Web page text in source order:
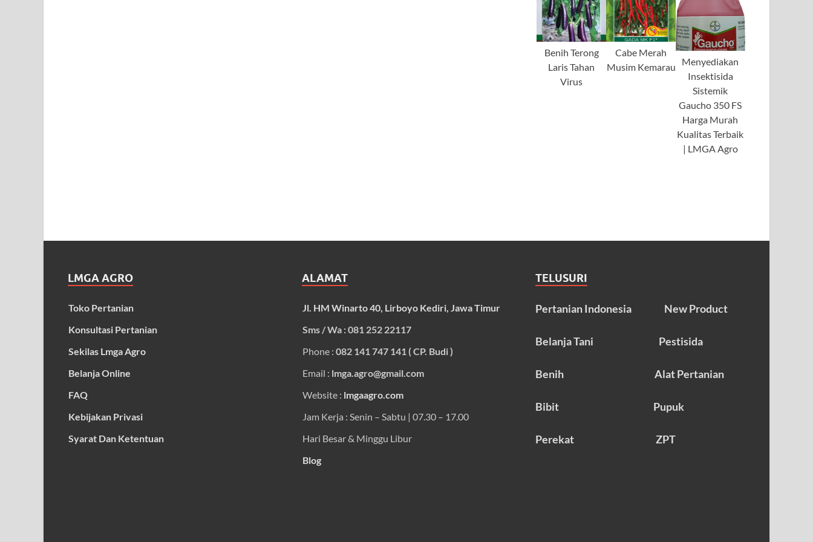
Benih Terong
Laris Tahan
Virus
Cabe Merah
Musim Kemarau
Menyediakan
Insektisida
Sistemik
Gaucho 350 FS
Harga Murah
Kualitas Terbaik
| LMGA Agro
LMGA AGRO
Toko Pertanian
Konsultasi Pertanian
Sekilas Lmga Agro
Belanja Online
FAQ
Kebijakan Privasi
Syarat Dan Ketentuan
ALAMAT
Jl. HM Winarto 40, Lirboyo Kediri, Jawa Timur
Sms / Wa : 081 252 22117
Phone : 082 141 747 141 ( CP. Budi )
Email : lmga.agro@gmail.com
Website : lmgaagro.com
Jam Kerja : Senin – Sabtu | 07.30 – 17.00
Hari Besar & Minggu Libur
Blog
TELUSURI
Pertanian Indonesia New Product
Belanja Tani Pestisida
Benih Alat Pertanian
Bibit Pupuk
Perekat ZPT